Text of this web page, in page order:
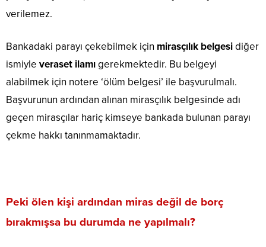
verilemez.
Bankadaki parayı çekebilmek için mirasçılık belgesidiğer
ismiyle veraset ilamıgerekmektedir. Bu belgeyi
alabilmek için notere ‘ölüm belgesi’ ile başvurulmalı.
Başvurunun ardından alınan mirasçılık belgesinde adı
geçen mirasçılar hariç kimseye bankada bulunan parayı
çekme hakkı tanınmamaktadır.
Peki ölen kişi ardından miras değil de borç
bırakmışsa bu durumda ne yapılmalı?